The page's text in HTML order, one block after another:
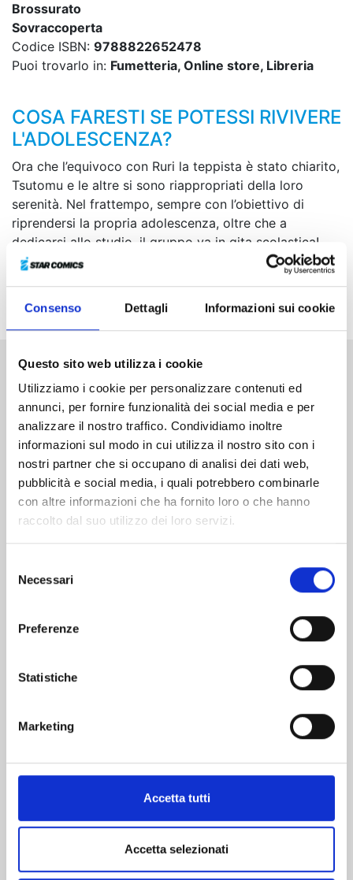
Consenso Dettagli Informazioni sui cookie
Questo sito web utilizza i cookie
Utilizziamo i cookie per personalizzare contenuti ed
annunci, per fornire funzionalità dei social media e per
analizzare il nostro traffico. Condividiamo inoltre
informazioni sul modo in cui utilizza il nostro sito con i
nostri partner che si occupano di analisi dei dati web,
pubblicità e social media, i quali potrebbero combinarle
con altre informazioni che ha fornito loro o che hanno
raccolto dal suo utilizzo dei loro servizi.
delNecessari
Preferenze
Statistiche
Marketing
Accetta tutti
Accetta selezionati
Brossurato
Sovraccoperta
Codice ISBN: 9788822652478
Puoi trovarlo in: Fumetteria, Online store, Libreria
COSA FARESTI SE POTESSI RIVIVERE
L'ADOLESCENZA?
Ora che l’equivoco con Ruri la teppista è stato chiarito,
Tsutomu e le altre si sono riappropriati della loro
serenità. Nel frattempo, sempre con l’obiettivo di
riprendersi la propria adolescenza, oltre che a
dedicarsi allo studio, il gruppo va in gita scolastica!
Qui però Tsutomu finisce per ascoltare
inavvertitamente un’inaspettata confessione da parte
Altri volumi della serie
Mostra tutto